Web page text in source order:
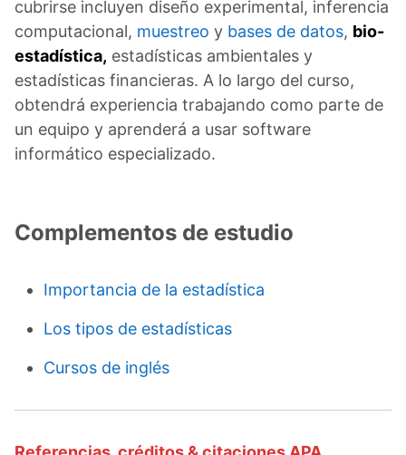
cubrirse incluyen diseño experimental, inferencia
computacional, muestreo y bases de datos, bio-
estadística, estadísticas ambientales y
estadísticas financieras. A lo largo del curso,
obtendrá experiencia trabajando como parte de
un equipo y aprenderá a usar software
informático especializado.
Complementos de estudio
Importancia de la estadística
Los tipos de estadísticas
Cursos de inglés